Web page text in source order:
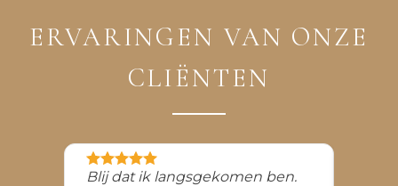
ERVARINGEN VAN ONZE
CLIËNTEN
Blij dat ik langsgekomen ben.